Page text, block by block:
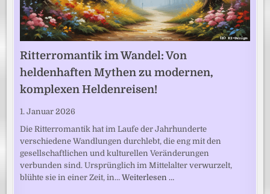
Ritterromantik im Wandel: Von
heldenhaften Mythen zu modernen,
komplexen Heldenreisen!
1. Januar 2026
Die Ritterromantik hat im Laufe der Jahrhunderte
verschiedene Wandlungen durchlebt, die eng mit den
gesellschaftlichen und kulturellen Veränderungen
verbunden sind. Ursprünglich im Mittelalter verwurzelt,
blühte sie in einer Zeit, in…Weiterlesen …